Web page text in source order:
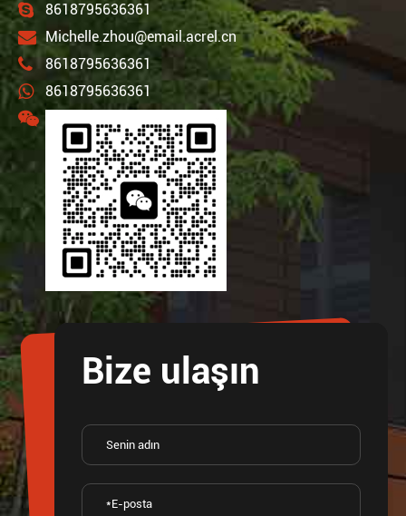
8618795636361
Michelle.zhou@email.acrel.cn
8618795636361
8618795636361
Bize ulaşın